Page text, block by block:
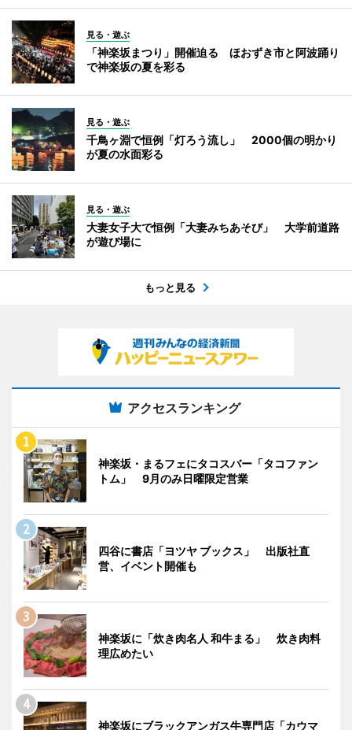
見る・遊ぶ
「神楽坂まつり」開催迫る ほおずき市と阿波踊り
で神楽坂の夏を彩る
見る・遊ぶ
千鳥ヶ淵で恒例「灯ろう流し」 2000個の明かり
が夏の水面彩る
見る・遊ぶ
大妻女子大で恒例「大妻みちあそび」 大学前道路
が遊び場に
もっと見る
アクセスランキング
神楽坂・まるフェにタコスバー「タコファン
トム」 9月のみ日曜限定営業
四谷に書店「ヨツヤ ブックス」 出版社直
営、イベント開催も
神楽坂に「炊き肉名人 和牛まる」 炊き肉料
理広めたい
神楽坂にブラックアンガス牛専門店「カウマ